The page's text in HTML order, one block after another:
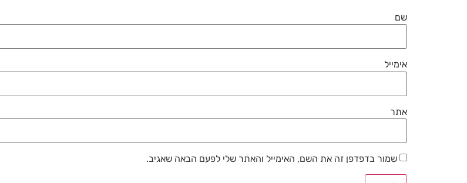
שם
אימייל
אתר
שמור בדפדפן זה את השם, האימייל והאתר שלי לפעם הבאה שאגיב.